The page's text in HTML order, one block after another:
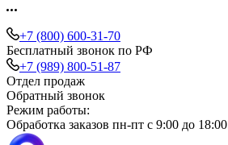
+7 (800) 600-31-70
Бесплатный звонок по РФ
+7 (989) 800-51-87
Отдел продаж
Обратный звонок
Режим работы:
Обработка заказов пн-пт с 9:00 до 18:00